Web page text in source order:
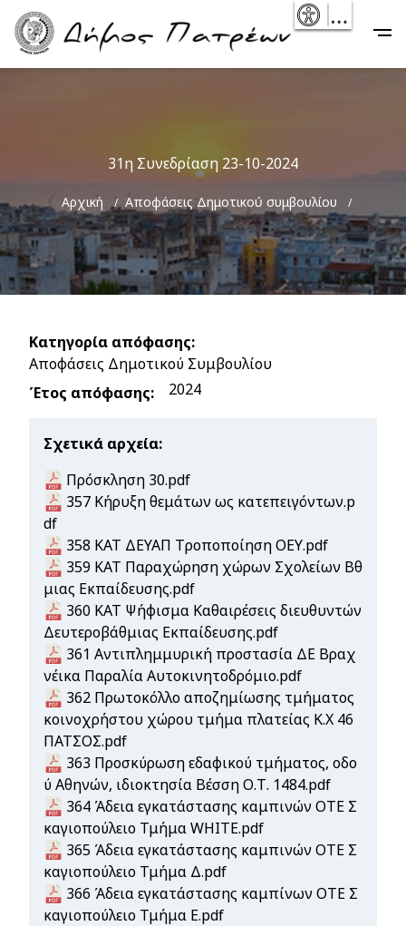
Skip
main
Main
navigation
31η Συνεδρίαση 23-10-2024
Breadcrumb
Αρχική Αποφάσεις Δημοτικού συμβουλίου
Κατηγορία απόφασης
Αποφάσεις Δημοτικού Συμβουλίου
Έτος απόφασης
2024
Σχετικά αρχεία
Document
Πρόσκληση 30.pdf
Document
357 Κήρυξη θεμάτων ως κατεπειγόντων.p
df
Document
358 ΚΑΤ ΔΕΥΑΠ Tροποποίηση ΟΕΥ.pdf
Document
359 ΚΑΤ Παραχώρηση χώρων Σχολείων Βθ
μιας Εκπαίδευσης.pdf
Document
360 ΚΑΤ Ψήφισμα Καθαιρέσεις διευθυντών
Δευτεροβάθμιας Εκπαίδευσης.pdf
Document
361 Αντιπλημμυρική προστασία ΔΕ Βραχ
νέικα Παραλία Αυτοκινητοδρόμιο.pdf
Document
362 Πρωτοκόλλο αποζημίωσης τμήματος
κοινοχρήστου χώρου τμήμα πλατείας Κ.Χ 46
ΠΑΤΣΟΣ.pdf
Document
363 Προσκύρωση εδαφικού τμήματος, οδο
ύ Αθηνών, ιδιοκτησία Βέσση Ο.Τ. 1484.pdf
Document
364 Άδεια εγκατάστασης καμπινών ΟΤΕ Σ
καγιοπούλειο Τμήμα WHITE.pdf
Document
365 Άδεια εγκατάστασης καμπινών ΟΤΕ Σ
καγιοπούλειο Τμήμα Δ.pdf
Document
366 Άδεια εγκατάστασης καμπίνων ΟΤΕ Σ
καγιοπούλειο Τμήμα Ε.pdf